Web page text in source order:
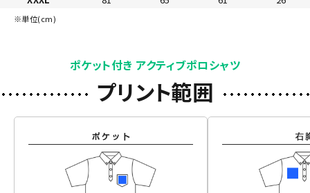
84 71
※単位(cm)
ポケット付き アクティブポロシャツ
プリント範囲